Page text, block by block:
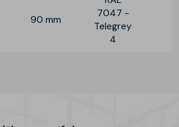
90 mm
7047 -
Telegrey
4